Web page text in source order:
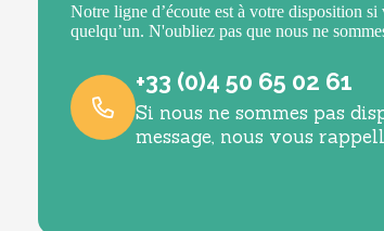
Notre ligne d’écoute est à votre disposition
quelqu’un. N'oubliez pas que nous ne
+33 (0)4 50 65 02 61
Si nous ne sommes pas
message, nous vous